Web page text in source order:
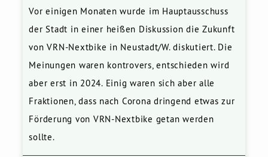
Vor einigen Monaten wurde im Hauptausschuss
der Stadt in einer heißen Diskussion die Zukunft
von VRN-Nextbike in Neustadt/W. diskutiert. Die
Meinungen waren kontrovers, entschieden wird
aber erst in 2024. Einig waren sich aber alle
Fraktionen, dass nach Corona dringend etwas zur
Förderung von VRN-Nextbike getan werden
sollte.